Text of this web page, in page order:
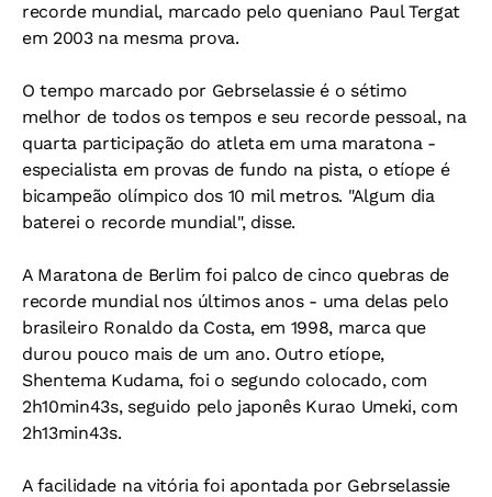
recorde mundial, marcado pelo queniano Paul Tergat
em 2003 na mesma prova.
O tempo marcado por Gebrselassie é o sétimo
melhor de todos os tempos e seu recorde pessoal, na
quarta participação do atleta em uma maratona -
especialista em provas de fundo na pista, o etíope é
bicampeão olímpico dos 10 mil metros. "Algum dia
baterei o recorde mundial", disse.
A Maratona de Berlim foi palco de cinco quebras de
recorde mundial nos últimos anos - uma delas pelo
brasileiro Ronaldo da Costa, em 1998, marca que
durou pouco mais de um ano. Outro etíope,
Shentema Kudama, foi o segundo colocado, com
2h10min43s, seguido pelo japonês Kurao Umeki, com
2h13min43s.
A facilidade na vitória foi apontada por Gebrselassie